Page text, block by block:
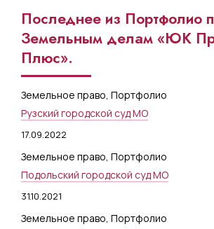
Последнее из Портфолио
Земельным делам «ЮК
Плюс».
Земельное право, Портфолио
Рузский городской суд МО
17.09.2022
Земельное право, Портфолио
Подольский городской суд МО
31.10.2021
Земельное право, Портфолио